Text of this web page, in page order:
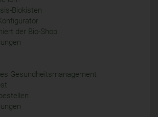
Biokisten
der Bio-Shop
Gesundheitsmanagement